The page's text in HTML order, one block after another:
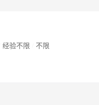
经验不限 不限